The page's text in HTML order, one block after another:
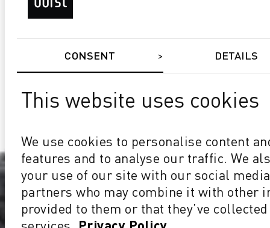
CONSENT DETAILS
This website uses cookies
We use cookies to personalise content
features and to analyse our traffic. We
your use of our site with our social
partners who may combine it with other
provided to them or that they’ve